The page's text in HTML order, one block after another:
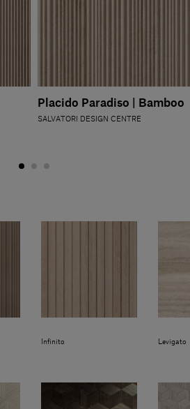
Placido Paradiso | Bamboo
SALVATORI DESIGN CENTRE
Infinito Levigato